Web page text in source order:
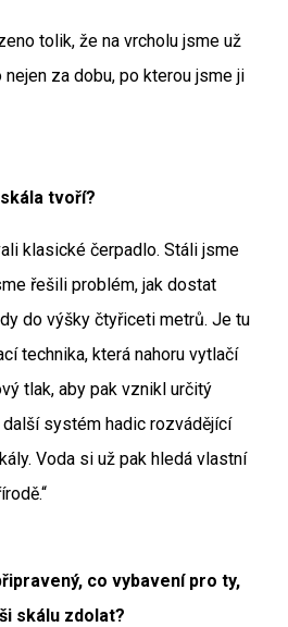
tolik, že na vrcholu jsme už
za dobu, po kterou jsme ji
tvoří?
klasické čerpadlo. Stáli jsme
řešili problém, jak dostat
do výšky čtyřiceti metrů. Je tu
technika, která nahoru vytlačí
tlak, aby pak vznikl určitý
systém hadic rozvádějící
Voda si už pak hledá vlastní
co vybavení pro ty,
skálu zdolat?